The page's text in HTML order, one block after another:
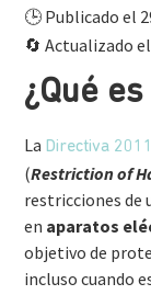
🕒 Publicado el
🔄 Actualizado
¿Qué
La Directiva
(Restriction of
restricciones de
en aparatos
objetivo de
incluso cuando